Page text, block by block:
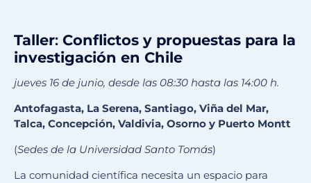
Taller: Conflictos y propuestas para la
investigación en Chile
jueves 16 de junio, desde las 08:30 hasta las 14:00 h.
Antofagasta, La Serena, Santiago, Viña del Mar,
Talca, Concepción, Valdivia, Osorno y Puerto Montt
(Sedes de la Universidad Santo Tomás)
La comunidad científica necesita un espacio para